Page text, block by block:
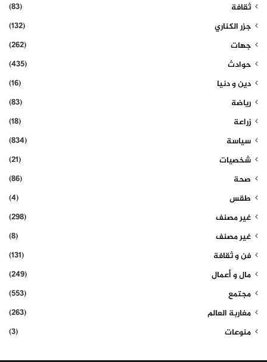
ثقافة
(83)
جزر الكناري
(132)
جهات
(262)
حوادث
(435)
دين و دنيا
(16)
رياضة
(83)
زراعة
(18)
سياسة
(834)
شخصيات
(21)
صحة
(86)
طقس
(4)
غير مصنف
(298)
غير مصنف
(8)
فن و ثقافة
(131)
مال و أعمال
(249)
مجتمع
(553)
مغاربة العالم
(263)
منوعات
(3)